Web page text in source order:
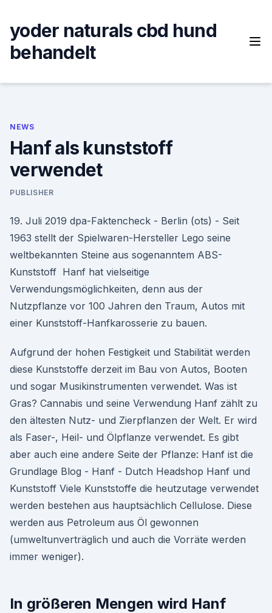
content
yoder naturals cbd hund
behandelt
NEWS
Hanf als kunststoff
verwendet
PUBLISHER
19. Juli 2019 dpa-Faktencheck - Berlin (ots) - Seit
1963 stellt der Spielwaren-Hersteller Lego seine
weltbekannten Steine aus sogenanntem ABS-
Kunststoff Hanf hat vielseitige
Verwendungsmöglichkeiten, denn aus der
Nutzpflanze vor 100 Jahren den Traum, Autos mit
einer Kunststoff-Hanfkarosserie zu bauen.
Aufgrund der hohen Festigkeit und Stabilität werden
diese Kunststoffe derzeit im Bau von Autos, Booten
und sogar Musikinstrumenten verwendet. Was ist
Gras? Cannabis und seine Verwendung Hanf zählt zu
den ältesten Nutz- und Zierpflanzen der Welt. Er wird
als Faser-, Heil- und Ölpflanze verwendet. Es gibt
aber auch eine andere Seite der Pflanze: Hanf ist die
Grundlage Blog - Hanf - Dutch Headshop Hanf und
Kunststoff Viele Kunststoffe die heutzutage verwendet
werden bestehen aus hauptsächlich Cellulose. Diese
werden aus Petroleum aus Öl gewonnen
(umweltunverträglich und auch die Vorräte werden
immer weniger).
In größeren Mengen wird Hanf